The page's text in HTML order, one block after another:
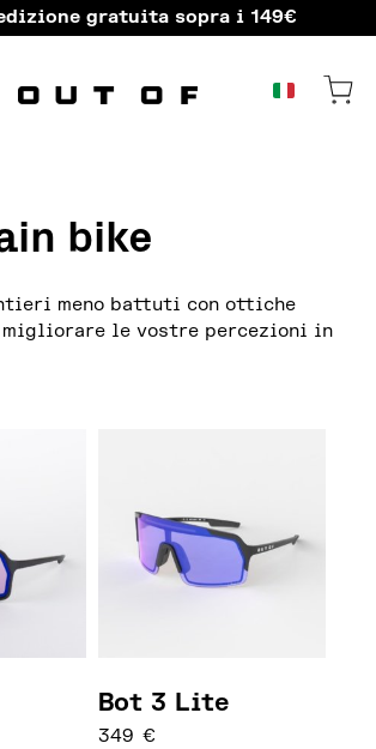
gratuita sopra i 149€
principale
bike
meno battuti con ottiche
le vostre percezioni in
Bot 3 Lite
349 €